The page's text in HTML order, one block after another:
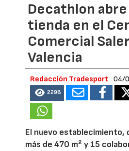
Decathlon abre
tienda en el
Comercial
Valencia
Redacción Tradesport 04/
2298
El nuevo establecimiento,
más de 470 m² y 15